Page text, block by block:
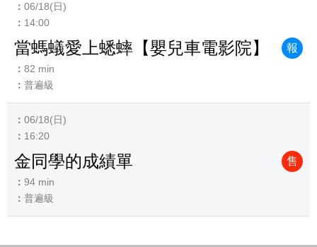
06/18(日)
14:00
當螞蟻愛上蟋蟀【嬰兒車電影院】 報
82 min
普遍級
06/18(日)
16:20
金同學的成績單 售
94 min
普遍級